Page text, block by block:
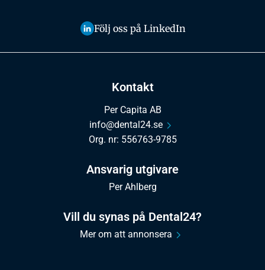
Kontakt
Per Capita AB
info@dental24.se
Org. nr: 556763-9785
Ansvarig utgivare
Per Ahlberg
Vill du synas på Dental24?
Mer om att annonsera
Följ oss på LinkedIn